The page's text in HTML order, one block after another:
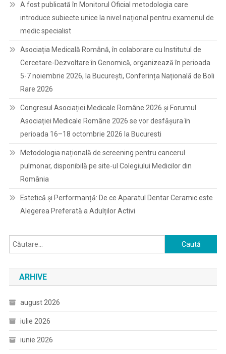
A fost publicată în Monitorul Oficial metodologia care
introduce subiecte unice la nivel național pentru examenul de
medic specialist
Asociația Medicală Română, în colaborare cu Institutul de
Cercetare-Dezvoltare în Genomică, organizează în perioada
5-7 noiembrie 2026, la București, Conferința Națională de Boli
Rare 2026
Congresul Asociației Medicale Române 2026 și Forumul
Asociației Medicale Române 2026 se vor desfășura în
perioada 16–18 octombrie 2026 la Bucuresti
Metodologia națională de screening pentru cancerul
pulmonar, disponibilă pe site-ul Colegiului Medicilor din
România
Estetică și Performanță: De ce Aparatul Dentar Ceramic este
Alegerea Preferată a Adulților Activi
Caută
după:
ARHIVE
august 2026
iulie 2026
iunie 2026